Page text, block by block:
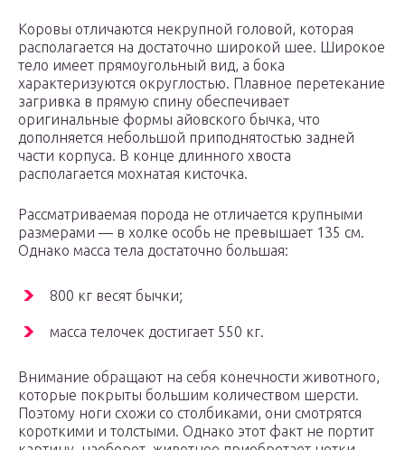
Коровы отличаются некрупной головой, которая
располагается на достаточно широкой шее. Широкое
тело имеет прямоугольный вид, а бока
характеризуются округлостью. Плавное перетекание
загривка в прямую спину обеспечивает
оригинальные формы айовского бычка, что
дополняется небольшой приподнятостью задней
части корпуса. В конце длинного хвоста
располагается мохнатая кисточка.
Рассматриваемая порода не отличается крупными
размерами — в холке особь не превышает 135 см.
Однако масса тела достаточно большая:
800 кг весят бычки;
масса телочек достигает 550 кг.
Внимание обращают на себя конечности животного,
которые покрыты большим количеством шерсти.
Поэтому ноги схожи со столбиками, они смотрятся
короткими и толстыми. Однако этот факт не портит